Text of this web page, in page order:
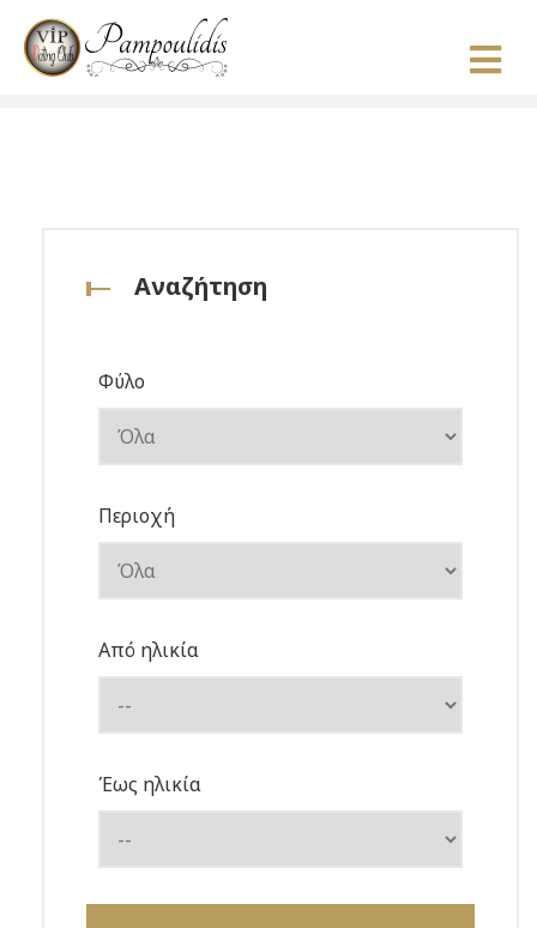
Αναζήτηση
Φύλο
Περιοχή
Από ηλικία
Έως ηλικία